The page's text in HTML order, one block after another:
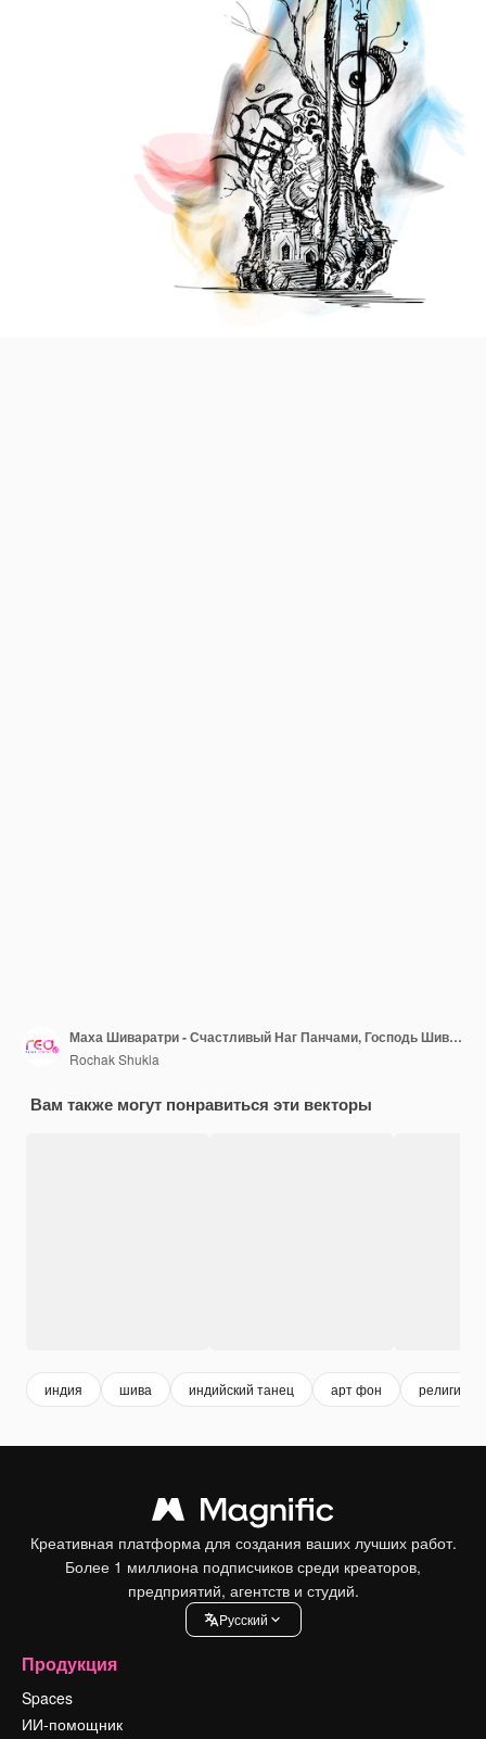
Маха Шиваратри - Счастливый Наг Панчами, Господь Шива - Плакат, векторная иллюстрация, нарисованная вручную .
Rochak Shukla
Вам также могут понравиться эти векторы
индия шива индийский танец арт фон религия
Креативная платформа для создания ваших лучших работ.
Более 1 миллиона подписчиков среди креаторов,
предприятий, агентств и студий.
Pусский
Продукция
Spaces
ИИ-помощник